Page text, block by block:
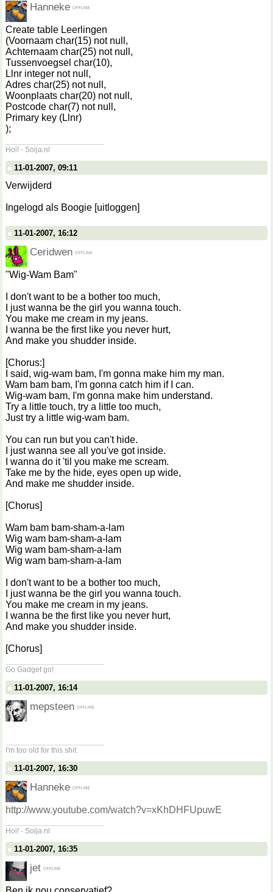
Hanneke
Create table Leerlingen
(Voornaam char(15) not null,
Achternaam char(25) not null,
Tussenvoegsel char(10),
Llnr integer not null,
Adres char(25) not null,
Woonplaats char(20) not null,
Postcode char(7) not null,
Primary key (Llnr)
);
Hoi! - Soija.nl
11-01-2007, 09:11
Verwijderd
Ingelogd als Boogie [uitloggen]
11-01-2007, 16:12
Ceridwen
"Wig-Wam Bam"
I don't want to be a bother too much,
I just wanna be the girl you wanna touch.
You make me cream in my jeans.
I wanna be the first like you never hurt,
And make you shudder inside.
[Chorus:]
I said, wig-wam bam, I'm gonna make him my man.
Wam bam bam, I'm gonna catch him if I can.
Wig-wam bam, I'm gonna make him understand.
Try a little touch, try a little too much,
Just try a little wig-wam bam.
You can run but you can't hide.
I just wanna see all you've got inside.
I wanna do it 'til you make me scream.
Take me by the hide, eyes open up wide,
And make me shudder inside.
[Chorus]
Wam bam bam-sham-a-lam
Wig wam bam-sham-a-lam
Wig wam bam-sham-a-lam
Wig wam bam-sham-a-lam
I don't want to be a bother too much,
I just wanna be the girl you wanna touch.
You make me cream in my jeans.
I wanna be the first like you never hurt,
And make you shudder inside.
[Chorus]
Go Gadget go!
11-01-2007, 16:14
mepsteen
I'm too old for this shit.
11-01-2007, 16:30
Hanneke
http://www.youtube.com/watch?v=xKhDHFUpuwE
Hoi! - Soija.nl
11-01-2007, 16:35
jet